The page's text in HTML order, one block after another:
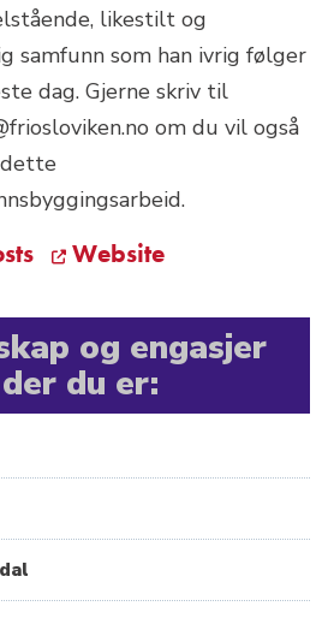
likestilt og
samfunn som han ivrig følger
dag. Gjerne skriv til
om du vil også
Website
og engasjer
du er: